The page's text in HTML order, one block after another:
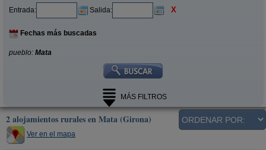
Entrada: Salida: X
Fechas más buscadas
pueblo: Mata
MÁS FILTROS
2 alojamientos rurales en Mata (Girona)
Ver en el mapa